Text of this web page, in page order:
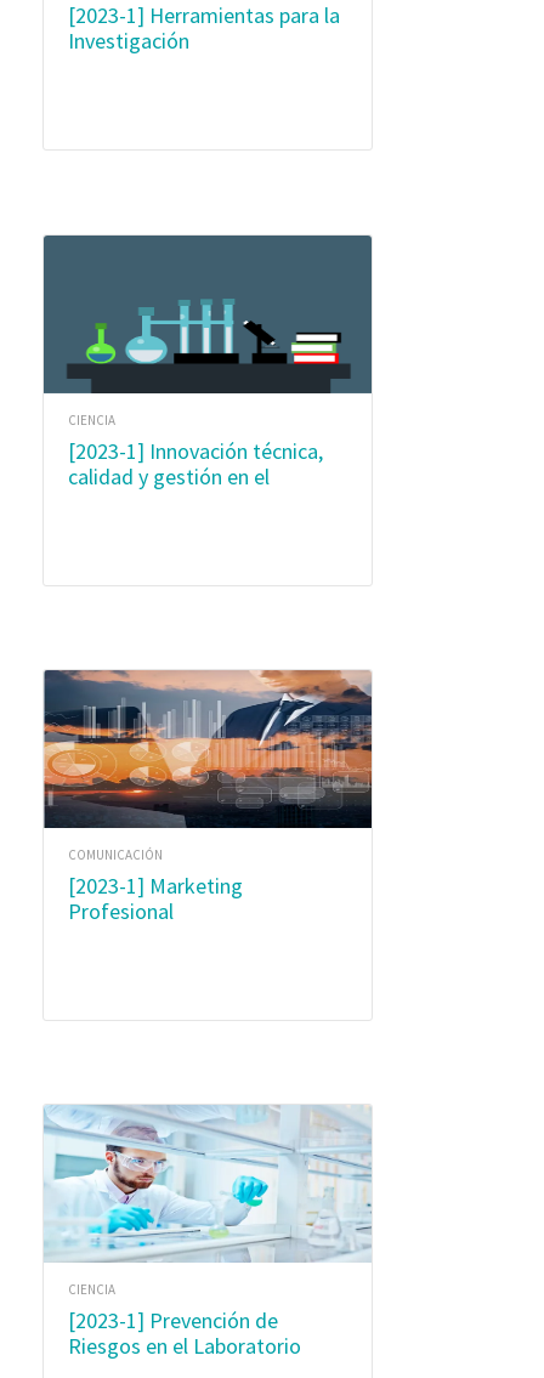
[2023-1] Herramientas para la
Investigación
CIENCIA
[2023-1] Innovación técnica,
calidad y gestión en el
COMUNICACIÓN
[2023-1] Marketing
Profesional
CIENCIA
[2023-1] Prevención de
Riesgos en el Laboratorio